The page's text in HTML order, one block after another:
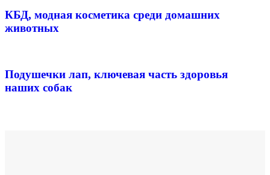
КБД, модная косметика среди домашних
животных
Подушечки лап, ключевая часть здоровья
наших собак